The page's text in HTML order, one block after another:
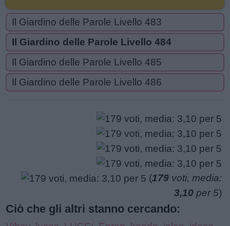
Il Giardino delle Parole Livello 483
Il Giardino delle Parole Livello 484
Il Giardino delle Parole Livello 485
Il Giardino delle Parole Livello 486
(179 voti, media:
3,10 per 5)
Ciò che gli altri stanno cercando: